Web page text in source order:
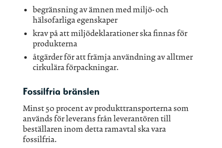
begränsning av ämnen med miljö- och
hälsofarliga egenskaper
krav på att miljödeklarationer ska finnas för
produkterna
åtgärder för att främja användning av alltmer
cirkulära förpackningar.
Fossilfria bränslen
Minst 50 procent av produkttransporterna som
används för leverans från leverantören till
beställaren inom detta ramavtal ska vara
fossilfria.